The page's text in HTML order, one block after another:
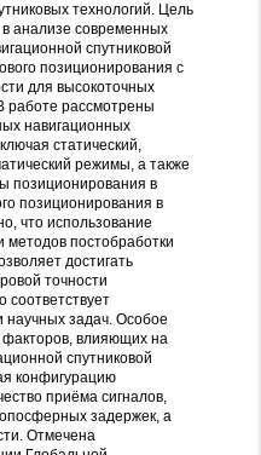
технологий. Цель
анализе современных
спутниковой
позиционирования с
для высокоточных
работе рассмотрены
навигационных
статический,
режимы, а также
позиционирования в
позиционирования в
что использование
методов постобработки
достигать
точности
соответствует
задач. Особое
влияющих на
спутниковой
конфигурацию
приёма сигналов,
задержек, а
Отмечена